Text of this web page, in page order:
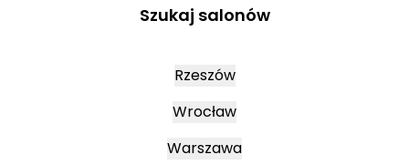
Szukaj salonów
Rzeszów
Wrocław
Warszawa